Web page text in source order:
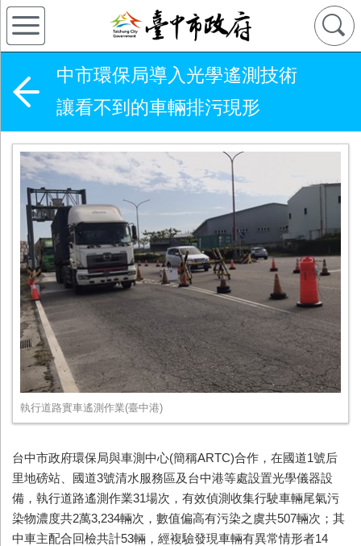
中市環保局導入光學遙測技術
讓看不到的車輛排污現形
執行道路實車遙測作業(臺中港)
台中市政府環保局與車測中心(簡稱ARTC)合作，在國道1號后
里地磅站、國道3號清水服務區及台中港等處設置光學儀器設
備，執行道路遙測作業31場次，有效偵測收集行駛車輛尾氣污
染物濃度共2萬3,234輛次，數值偏高有污染之虞共507輛次；其
中車主配合回檢共計53輛，經複驗發現車輛有異常情形者14